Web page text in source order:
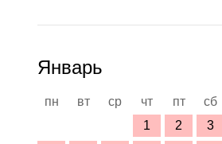
Январь
пн вт ср чт пт сб
1
2 3